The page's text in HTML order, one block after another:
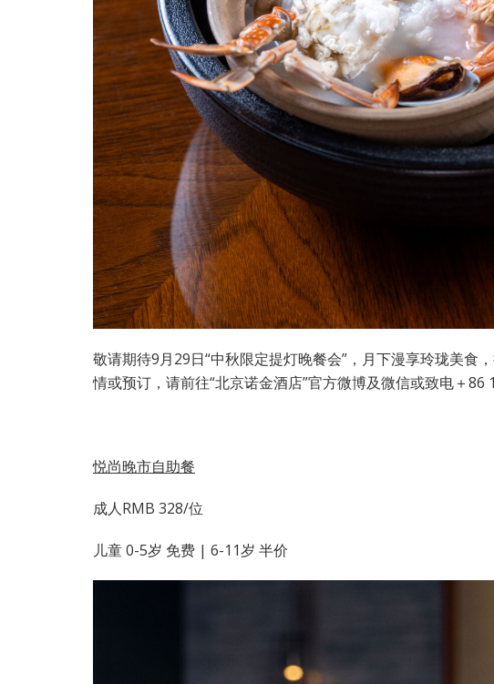
敬请期待9月29日“中秋限定提灯晚餐会”，月下漫享玲珑美食
情或预订，请前往“北京诺金酒店”官方微博及微信或致电＋86
悦尚晚市自助餐
成人RMB 328/位
儿童 0-5岁 免费 | 6-11岁 半价